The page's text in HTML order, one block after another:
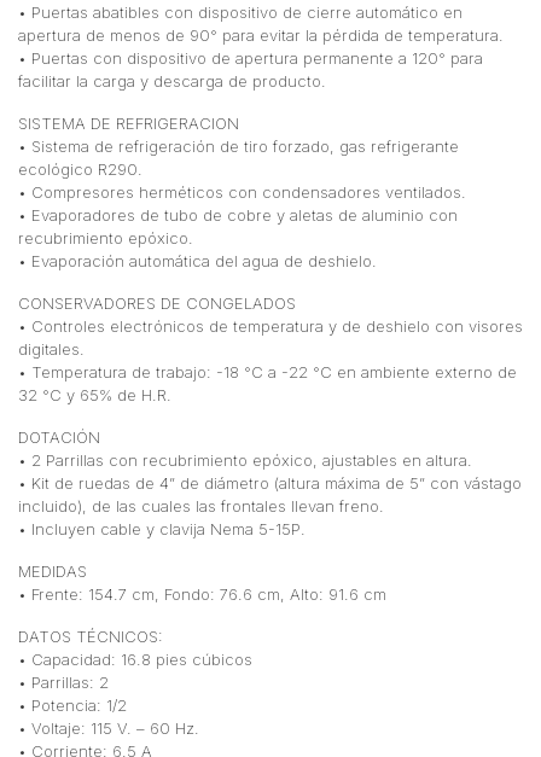
• Puertas abatibles con dispositivo de cierre automático en
apertura de menos de 90° para evitar la pérdida de temperatura.
• Puertas con dispositivo de apertura permanente a 120° para
facilitar la carga y descarga de producto.
SISTEMA DE REFRIGERACION
• Sistema de refrigeración de tiro forzado, gas refrigerante
ecológico R290.
• Compresores herméticos con condensadores ventilados.
• Evaporadores de tubo de cobre y aletas de aluminio con
recubrimiento epóxico.
• Evaporación automática del agua de deshielo.
CONSERVADORES DE CONGELADOS
• Controles electrónicos de temperatura y de deshielo con visores
digitales.
• Temperatura de trabajo: -18 °C a -22 °C en ambiente externo de
32 °C y 65% de H.R.
DOTACIÓN
• 2 Parrillas con recubrimiento epóxico, ajustables en altura.
• Kit de ruedas de 4” de diámetro (altura máxima de 5” con vástago
incluido), de las cuales las frontales llevan freno.
• Incluyen cable y clavija Nema 5-15P.
MEDIDAS
• Frente: 154.7 cm, Fondo: 76.6 cm, Alto: 91.6 cm
DATOS TÉCNICOS:
• Capacidad: 16.8 pies cúbicos
• Parrillas: 2
• Potencia: 1/2
• Voltaje: 115 V. – 60 Hz.
• Corriente: 6.5 A